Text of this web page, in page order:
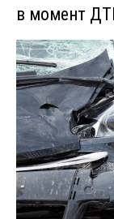
в момент